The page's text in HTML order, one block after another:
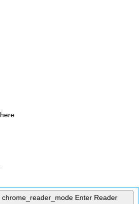
chrome_reader_mode Enter Reader